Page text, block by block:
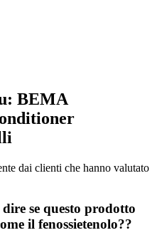
BEMA
dai clienti che hanno valutato
se questo prodotto
il fenossietenolo??